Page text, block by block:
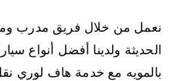
نعمل من خلال فريق مدرب
الحديثة ولدينا أفضل أنواع
بالمويه مع خدمة هاف لوري